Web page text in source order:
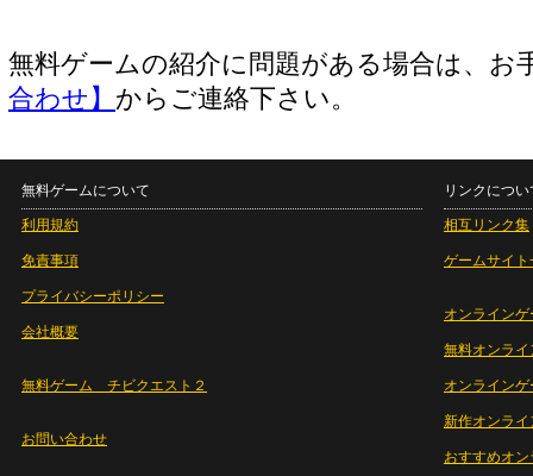
無料ゲームの紹介に問題がある場合は、お
合わせ】 からご連絡下さい。
無料ゲームについて
利用規約
免責事項
プライバシーポリシー
会社概要
無料ゲーム チビクエスト２
お問い合わせ
リンクについ
相互リンク集
ゲームサイト
オンラインゲ
無料オンライ
オンライン
新作オンライ
おすすめオ